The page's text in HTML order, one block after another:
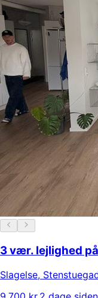
3 vær. lejlighed
Slagelse,